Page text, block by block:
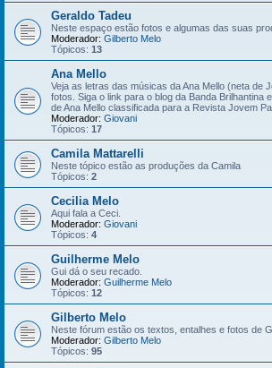
Geraldo Tadeu
Neste espaço estão fotos e algumas das suas
Moderador: Gilberto Melo
Tópicos: 13
Ana Mello
Veja as letras das músicas da Ana Mello (neta de
fotos. Siga o link para o blog da Banda Brilhantina
de Ana Mello classificada para a Revista Jovem
Moderador: Giovani
Tópicos: 17
Camila Mattarelli
Neste tópico estão as produções da Camila
Tópicos: 2
Cecilia Melo
Aqui fala a Ceci.
Moderador: Giovani
Tópicos: 4
Guilherme Melo
Gui dá o seu recado.
Moderador: Guilherme Melo
Tópicos: 12
Gilberto Melo
Neste fórum estão os textos, entalhes e fotos de
Moderador: Gilberto Melo
Tópicos: 95